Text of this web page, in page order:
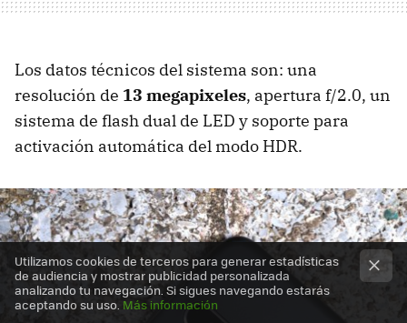
Los datos técnicos del sistema son: una
resolución de 13 megapixeles, apertura f/2.0, un
sistema de flash dual de LED y soporte para
activación automática del modo HDR.
Utilizamos cookies de terceros para generar estadísticas
de audiencia y mostrar publicidad personalizada
analizando tu navegación. Si sigues navegando estarás
aceptando su uso. Más información